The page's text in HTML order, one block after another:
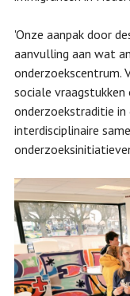
'Onze aanpak door
aanvulling aan wat
onderzoekscentrum.
sociale
onderzoekstraditie
interdisciplinaire